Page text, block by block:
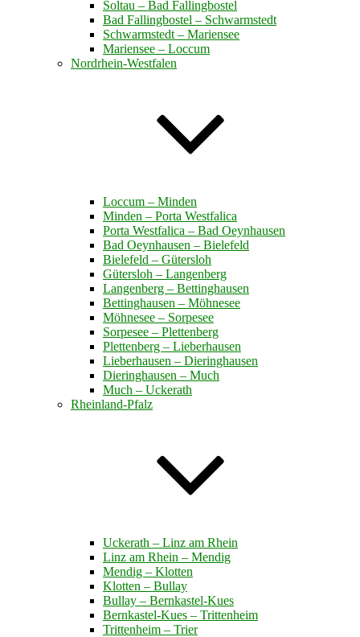
Soltau – Bad Fallingbostel
Bad Fallingbostel – Schwarmstedt
Schwarmstedt – Mariensee
Mariensee – Loccum
Nordrhein-Westfalen
Loccum – Minden
Minden – Porta Westfalica
Porta Westfalica – Bad Oeynhausen
Bad Oeynhausen – Bielefeld
Bielefeld – Gütersloh
Gütersloh – Langenberg
Langenberg – Bettinghausen
Bettinghausen – Möhnesee
Möhnesee – Sorpesee
Sorpesee – Plettenberg
Plettenberg – Lieberhausen
Lieberhausen – Dieringhausen
Dieringhausen – Much
Much – Uckerath
Rheinland-Pfalz
Uckerath – Linz am Rhein
Linz am Rhein – Mendig
Mendig – Klotten
Klotten – Bullay
Bullay – Bernkastel-Kues
Bernkastel-Kues – Trittenheim
Trittenheim – Trier